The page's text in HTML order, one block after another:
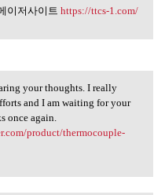
이저사이트 https://ttcs-1.com/
your
your thoughts. I really
and I am waiting for your
once again.
product/thermocouple-